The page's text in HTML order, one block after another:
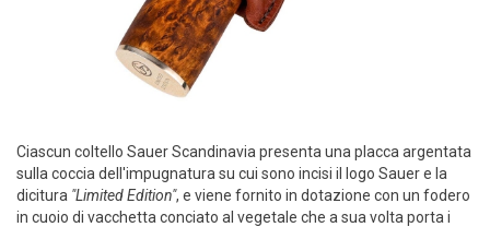
Ciascun coltello Sauer Scandinavia presenta una placca argentata
sulla coccia dell'impugnatura su cui sono incisi il logo Sauer e la
dicitura "Limited Edition", e viene fornito in dotazione con un fodero
in cuoio di vacchetta conciato al vegetale che a sua volta porta i